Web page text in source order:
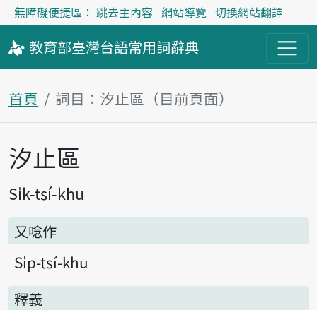
無障礙便捷區： 跳去主內容 網站導覽 切換網站翻譯
教育部臺灣台語常用詞辭典
首頁 詞目：汐止區（目前頁面）
主內容區塊
汐止區
Si̍k-tsí-khu
又唸作
Si̍p-tsí-khu
釋義